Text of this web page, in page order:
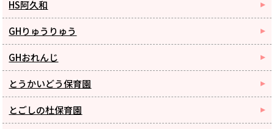
HS阿久和
GHりゅうりゅう
GHおれんじ
とうかいどう保育園
とごしの杜保育園